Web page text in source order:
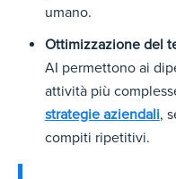
umano.
Ottimizzazione del
AI permettono ai
attività più
strategie aziendali,
compiti ripetitivi.